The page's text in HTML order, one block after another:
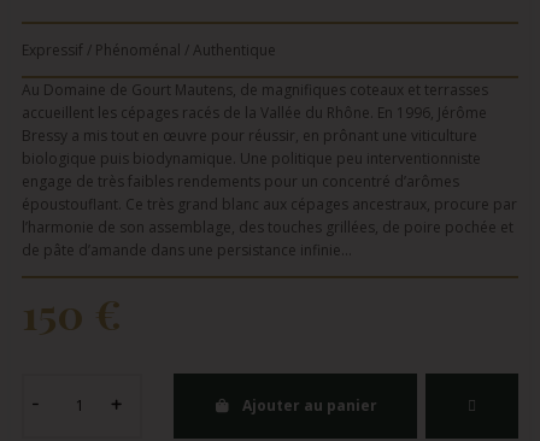
Expressif / Phénoménal / Authentique
Au Domaine de Gourt Mautens, de magnifiques coteaux et terrasses
accueillent les cépages racés de la Vallée du Rhône. En 1996, Jérôme
Bressy a mis tout en œuvre pour réussir, en prônant une viticulture
biologique puis biodynamique. Une politique peu interventionniste
engage de très faibles rendements pour un concentré d’arômes
époustouflant. Ce très grand blanc aux cépages ancestraux, procure par
l’harmonie de son assemblage, des touches grillées, de poire pochée et
de pâte d’amande dans une persistance infinie…
150 €
Ajouter au panier